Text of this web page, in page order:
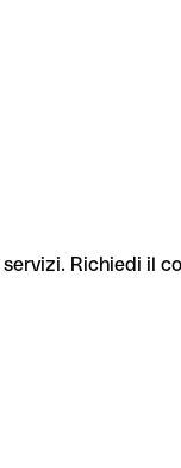
Richiedi il